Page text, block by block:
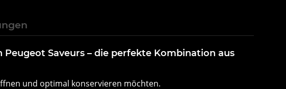
Peugeot Saveurs – die perfekte Kombination aus
und optimal konservieren möchten.